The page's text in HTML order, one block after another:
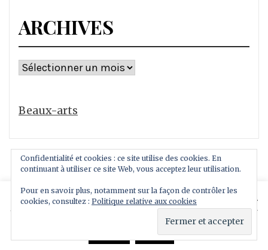
ARCHIVES
Archives
Beaux-arts
Copyright All rights reserved
This website uses cookies to improve your experience.
Reject Read More
Confidentialité et cookies : ce site utilise des cookies. En
continuant à utiliser ce site Web, vous acceptez leur utilisation.
Pour en savoir plus, notamment sur la façon de contrôler les
cookies, consultez : Politique relative aux cookies